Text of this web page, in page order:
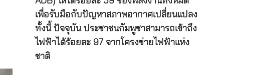
เพื่อรับมือกับปัญหาสภาพอากาศเปลี่ยนแปลง
ทั้งนี้ ปัจจุบัน ประชาชนกัมพูชาสามารถเข้าถึง
ไฟฟ้าได้ร้อยละ 97 จากโครงข่ายไฟฟ้าแห่ง
ชาติ